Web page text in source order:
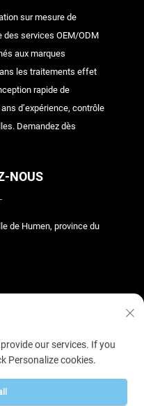
sur mesure de
services OEM/ODM
aux marques
les traitements effet
rapide de
d’expérience, contrôle
Demandez dès
NOUS
de Humen, province du
Yihao Clothing Co., Ltd.
our services. If you
Personalize cookies.